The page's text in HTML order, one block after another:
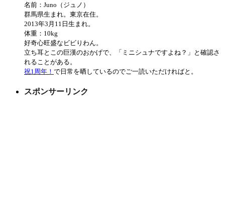
名前：Juno（ジュノ）
群馬県生まれ。東京在住。
2013年3月11日生まれ。
体重：10kg
好奇心旺盛なビビりわん。
立ち耳とこの巨漢のおかげで、「ミニシュナですよね？」と確認さ
れることがある。
祝1周年！ で日常を晒しているのでご一読いただければと。
スポンサーリンク